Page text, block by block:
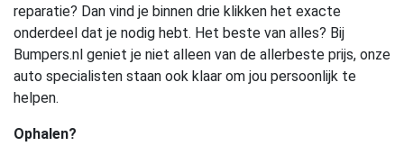
reparatie? Dan vind je binnen drie klikken het exacte
onderdeel dat je nodig hebt. Het beste van alles? Bij
Bumpers.nl geniet je niet alleen van de allerbeste prijs, onze
auto specialisten staan ook klaar om jou persoonlijk te
helpen.
Ophalen?